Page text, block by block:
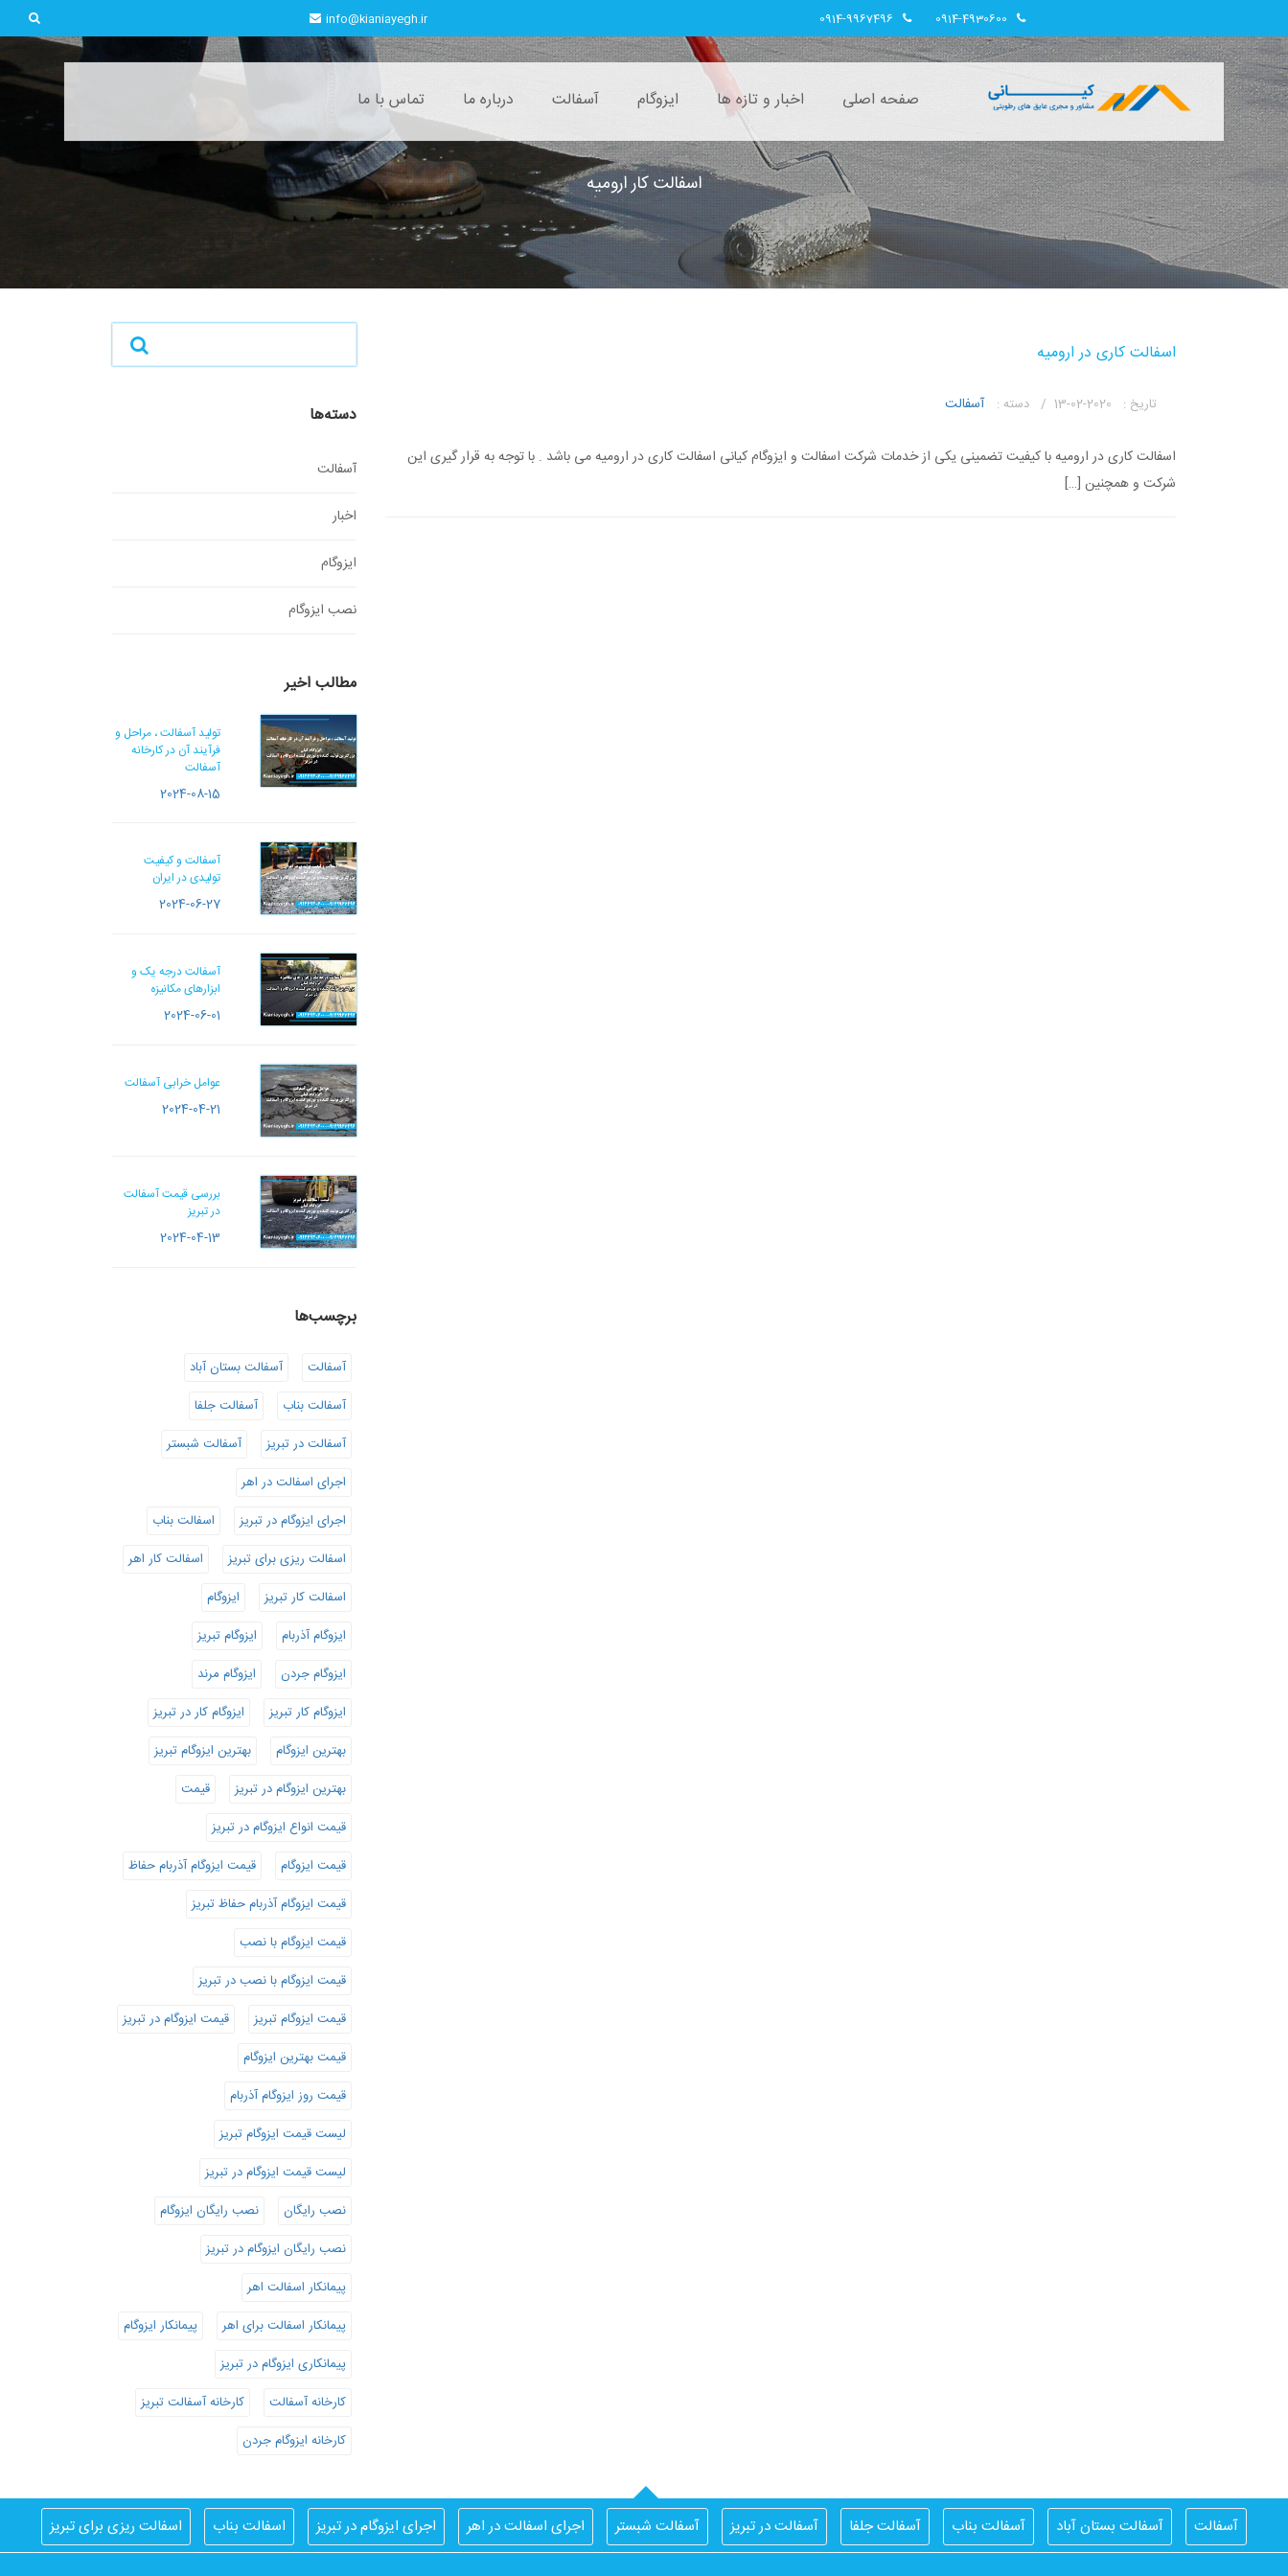
0914-4930600
0914-9967496
info@kianiayegh.ir
صفحه اصلی اخبار و تازه ها ایزوگام آسفالت درباره ما تماس با ما
اسفالت کار ارومیه
اسفالت کاری در ارومیه
تاریخ : دسته : آسفالت
اسفالت کاری در ارومیه با کیفیت تضمینی یکی از خدمات شرکت اسفالت و ایزوگام کیانی اسفالت کاری در ارومیه می باشد . با توجه به قرار گیری این
شرکت و همچنین […]
دسته‌ها
آسفالت
اخبار
ایزوگام
نصب ایزوگام
مطالب اخیر
تولید آسفالت ، مراحل و
فرآیند آن در کارخانه
آسفالت
2024-08-15
آسفالت و کیفیت
تولیدی در ایران
2024-06-27
آسفالت درجه یک و
ابزارهای مکانیزه
2024-06-01
عوامل خرابی آسفالت
2024-04-21
بررسی قیمت آسفالت
در تبریز
2024-04-13
برچسب‌ها
آسفالت
آسفالت بستان آباد
آسفالت بناب
آسفالت جلفا
آسفالت در تبریز
آسفالت شبستر
اجرای اسفالت در اهر
اجرای ایزوگام در تبریز
اسفالت بناب
اسفالت ریزی برای تبریز
اسفالت کار اهر
اسفالت کار تبریز
ایزوگام
ایزوگام آذربام
ایزوگام تبریز
ایزوگام جردن
ایزوگام مرند
ایزوگام کار تبریز
ایزوگام کار در تبریز
بهترین ایزوگام
بهترین ایزوگام تبریز
بهترین ایزوگام در تبریز
قیمت
قیمت انواع ایزوگام در تبریز
قیمت ایزوگام
قیمت ایزوگام آذربام حفاظ
قیمت ایزوگام آذربام حفاظ تبریز
قیمت ایزوگام با نصب
قیمت ایزوگام با نصب در تبریز
قیمت ایزوگام تبریز
قیمت ایزوگام در تبریز
قیمت بهترین ایزوگام
قیمت روز ایزوگام آذربام
لیست قیمت ایزوگام تبریز
لیست قیمت ایزوگام در تبریز
نصب رایگان
نصب رایگان ایزوگام
نصب رایگان ایزوگام در تبریز
پیمانکار اسفالت اهر
پیمانکار اسفالت برای اهر
پیمانکار ایزوگام
پیمانکاری ایزوگام در تبریز
کارخانه آسفالت
کارخانه آسفالت تبریز
کارخانه ایزوگام جردن
آسفالت آسفالت بستان آباد آسفالت بناب آسفالت جلفا آسفالت در تبریز آسفالت شبستر اجرای اسفالت در اهر اجرای ایزوگام در تبریز اسفالت بناب
اسفالت ریزی برای تبریز